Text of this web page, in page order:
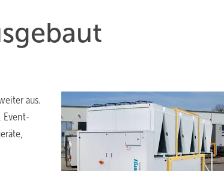
aus.
Event-